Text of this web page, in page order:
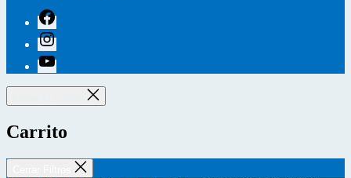
facebook
instagram
youtube
Carrito